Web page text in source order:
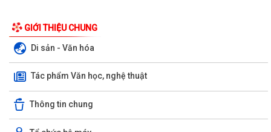
GIỚI THIỆU CHUNG
Di sản - Văn hóa
Tác phẩm Văn học, nghệ thuật
Thông tin chung